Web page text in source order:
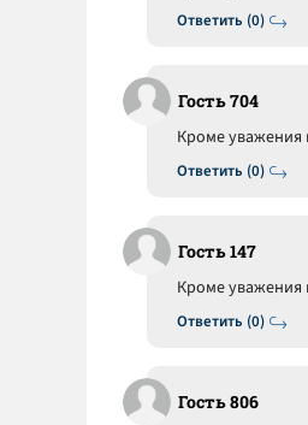
Ответить (0)
Гость 704
Ответить (0)
Кроме уважения
Гость 147
Ответить (0)
Кроме уважения
Гость 806